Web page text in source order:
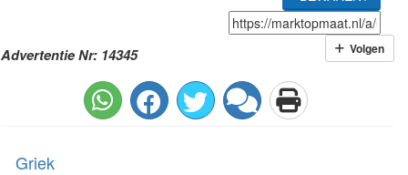
Advertentie Nr: 14345 Volgen
Griek